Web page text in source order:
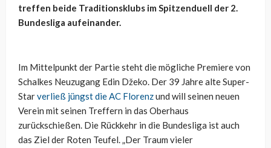
treffen beide Traditionsklubs im Spitzenduell der 2.
Bundesliga aufeinander.
Im Mittelpunkt der Partie steht die mögliche Premiere von
Schalkes Neuzugang Edin Džeko. Der 39 Jahre alte Super-
Starverließ jüngst die AC Florenzund will seinen neuen
Verein mit seinen Treffern in das Oberhaus
zurückschießen. Die Rückkehr in die Bundesliga ist auch
das Ziel der Roten Teufel. „Der Traum vieler